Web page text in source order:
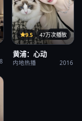
24集
9.5 47万次播放
黄浦：心动
内地热播 2016